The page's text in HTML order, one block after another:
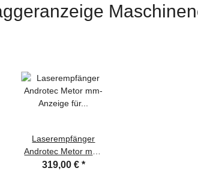
Laserempfänger
Androtec Metor mm-
Anzeige für rote und
319,00 € *